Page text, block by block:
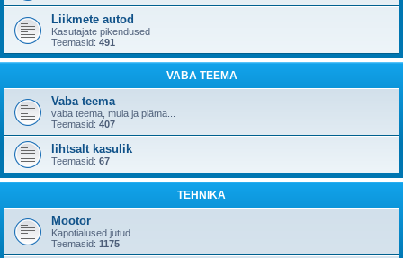
Liikmete autod
Kasutajate pikendused
Teemasid: 491
VABA TEEMA
Vaba teema
vaba teema, mula ja pläma...
Teemasid: 407
lihtsalt kasulik
Teemasid: 67
TEHNIKA
Mootor
Kapotialused jutud
Teemasid: 1175